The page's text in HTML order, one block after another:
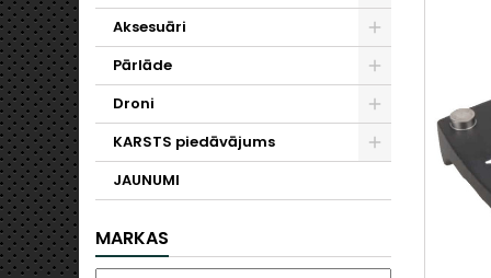
Aksesuāri
Pārlāde
Droni
KARSTS piedāvājums
JAUNUMI
MARKAS